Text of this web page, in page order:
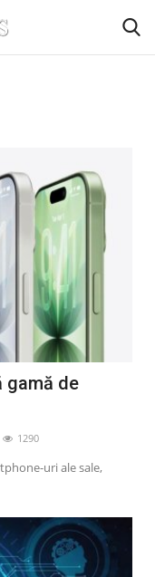
gamă de
1290
uri ale sale,